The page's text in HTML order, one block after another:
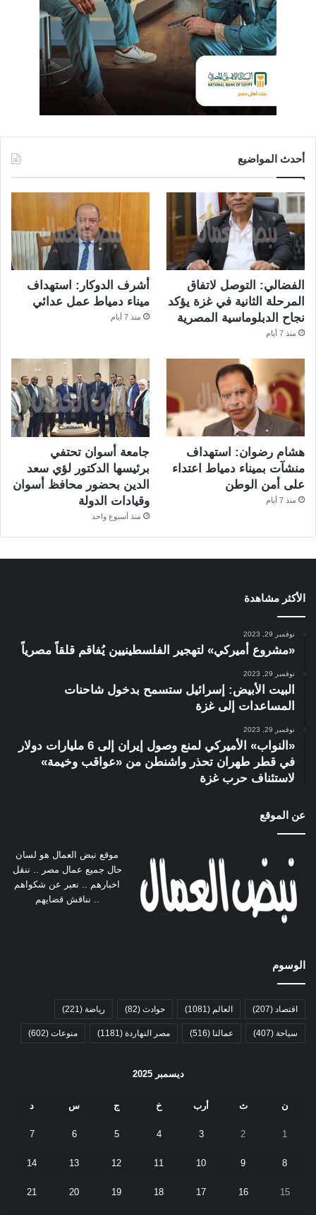
أحدث المواضيع
الفضالي: التوصل لاتفاق
المرحلة الثانية في غزة يؤكد
نجاح الدبلوماسية المصرية
منذ 7 أيام
أشرف الدوكار: استهداف
ميناء دمياط عمل عدائي
منذ 7 أيام
هشام رضوان: استهداف
منشآت بميناء دمياط اعتداء
على أمن الوطن
منذ 7 أيام
جامعة أسوان تحتفي
برئيسها الدكتور لؤي سعد
الدين بحضور محافظ أسوان
وقيادات الدولة
منذ أسبوع واحد
الأكثر مشاهدة
نوفمبر 29, 2023
«مشروع أميركي» لتهجير الفلسطينيين يُفاقم قلقاً مصرياً
نوفمبر 29, 2023
البيت الأبيض: إسرائيل ستسمح بدخول شاحنات
المساعدات إلى غزة
نوفمبر 29, 2023
«النواب» الأميركي لمنع وصول إيران إلى 6 مليارات دولار
في قطر طهران تحذر واشنطن من «عواقب وخيمة»
لاستئناف حرب غزة
عن الموقع
موقع نبض العمال هو لسان
حال جميع عمال مصر .. ننقل
اخبارهم .. نعبر عن شكواهم
.. نناقش قضايهم
الوسوم
اقتصاد (207) العالم (1081) حوادث (82) رياضة (221)
سياحة (407) عمالنا (516) مصر النهاردة (1181) منوعات (602)
ديسمبر 2025
ن ث أرب خ ج س د
1
2
3
4
5
6
7
8
9
10
11
12
13
14
15
16
17
18
19
20
21